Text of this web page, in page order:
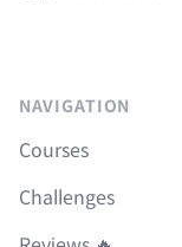
NAVIGATION
Courses
Challenges